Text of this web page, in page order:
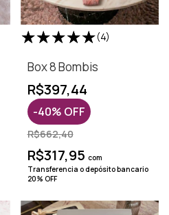
(4)
Box 8 Bombis
R$397,44
-40% OFF
R$662,40
R$317,95 com
Transferencia o depósito bancario
20% OFF